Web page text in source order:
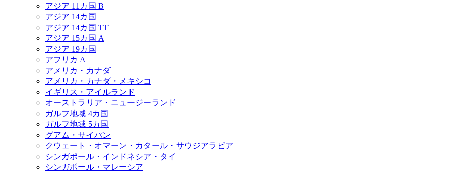
アジア 11カ国 B
アジア 14カ国
アジア 14カ国 TT
アジア 15カ国 A
アジア 19カ国
アフリカ A
アメリカ・カナダ
アメリカ・カナダ・メキシコ
イギリス・アイルランド
オーストラリア・ニュージーランド
ガルフ地域 4カ国
ガルフ地域 5カ国
グアム・サイパン
クウェート・オマーン・カタール・サウジアラビア
シンガポール・インドネシア・タイ
シンガポール・マレーシア